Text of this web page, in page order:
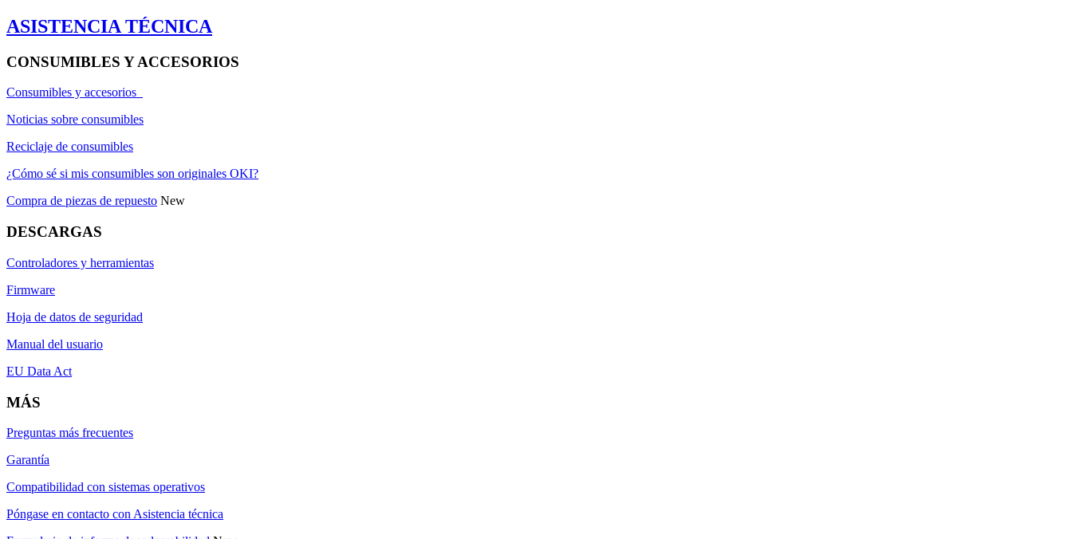
ASISTENCIA TÉCNICA
CONSUMIBLES Y ACCESORIOS
Consumibles y accesorios
Noticias sobre consumibles
Reciclaje de consumibles
¿Cómo sé si mis consumibles son originales OKI?
Compra de piezas de repuesto New
DESCARGAS
Controladores y herramientas
Firmware
Hoja de datos de seguridad
Manual del usuario
EU Data Act
MÁS
Preguntas más frecuentes
Garantía
Compatibilidad con sistemas operativos
Póngase en contacto con Asistencia técnica